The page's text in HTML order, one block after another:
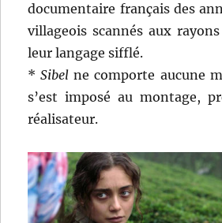
documentaire français des
villageois scannés aux
leur langage sifflé.
*Sibel ne comporte aucune
s’est imposé au montage,
réalisateur.